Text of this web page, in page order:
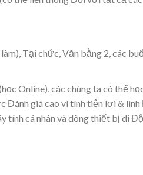
Tại chức, Văn bằng 2, các
Online), các chúng ta có thể
Đánh giá cao vì tính tiện lợi &
tính cá nhân và dòng thiết bị di